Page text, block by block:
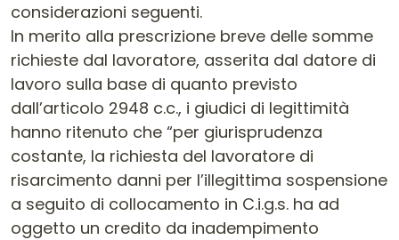
considerazioni seguenti.
In merito alla prescrizione breve delle somme
richieste dal lavoratore, asserita dal datore di
lavoro sulla base di quanto previsto
dall’articolo 2948 c.c., i giudici di legittimità
hanno ritenuto che “per giurisprudenza
costante, la richiesta del lavoratore di
risarcimento danni per l’illegittima sospensione
a seguito di collocamento in C.i.g.s. ha ad
oggetto un credito da inadempimento